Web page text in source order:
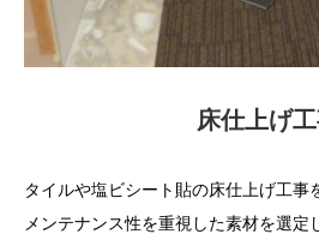
床仕上げ
タイルや塩ビシート貼の床仕上げ工事
メンテナンス性を重視した素材を選